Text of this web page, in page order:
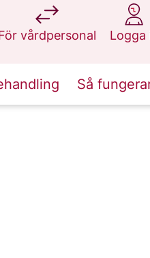
vårdpersonal
på 1177.se
Logga
på
Så